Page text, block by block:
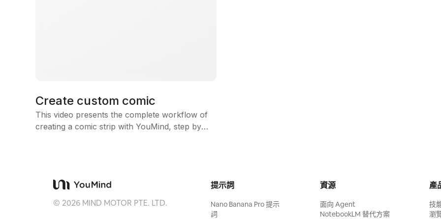
Create custom comic
This video presents the complete workflow of
creating a comic strip with YouMind, step by
metaphors and dark humor. I have a story idea:
Tom builds a super-advanced robot to finally
© 2026MIND MOTOR PTE. LTD.
提示詞
Nano Banana Pro 提示
詞
資源
面向 Agent
NotebookLM 替代方案
產
技
瀏